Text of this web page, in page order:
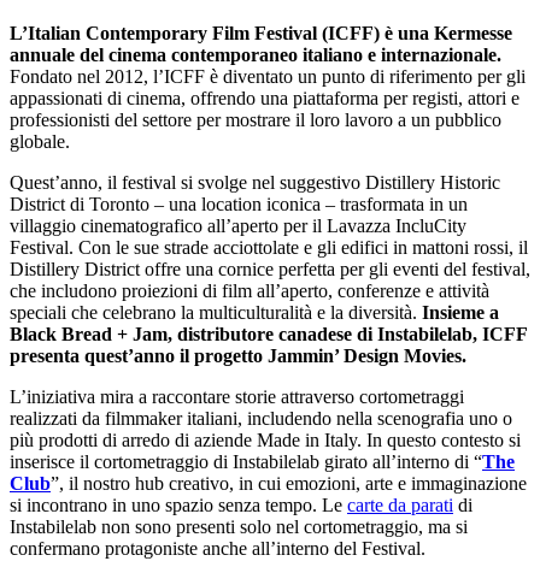
L’Italian Contemporary Film Festival (ICFF) è una Kermesse
annuale del cinema contemporaneo italiano e internazionale.
Fondato nel 2012, l’ICFF è diventato un punto di riferimento per gli
appassionati di cinema, offrendo una piattaforma per registi, attori e
professionisti del settore per mostrare il loro lavoro a un pubblico
globale.
Quest’anno, il festival si svolge nel suggestivo Distillery Historic
District di Toronto – una location iconica – trasformata in un
villaggio cinematografico all’aperto per il Lavazza IncluCity
Festival. Con le sue strade acciottolate e gli edifici in mattoni rossi, il
Distillery District offre una cornice perfetta per gli eventi del festival,
che includono proiezioni di film all’aperto, conferenze e attività
speciali che celebrano la multiculturalità e la diversità. Insieme a
Black Bread + Jam, distributore canadese di Instabilelab, ICFF
presenta quest’anno il progetto Jammin’ Design Movies.
L’iniziativa mira a raccontare storie attraverso cortometraggi
realizzati da filmmaker italiani, includendo nella scenografia uno o
più prodotti di arredo di aziende Made in Italy. In questo contesto si
inserisce il cortometraggio di Instabilelab girato all’interno di “The
Club”, il nostro hub creativo, in cui emozioni, arte e immaginazione
si incontrano in uno spazio senza tempo. Le carte da parati di
Instabilelab non sono presenti solo nel cortometraggio, ma si
confermano protagoniste anche all’interno del Festival.